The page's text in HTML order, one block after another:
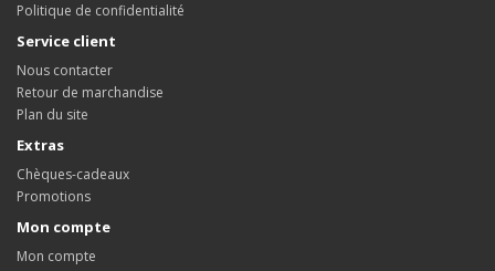
Politique de confidentialité
Service client
Nous contacter
Retour de marchandise
Plan du site
Extras
Chèques-cadeaux
Promotions
Mon compte
Mon compte